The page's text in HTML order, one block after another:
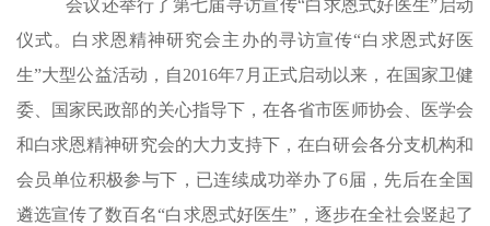
会议还举行了第七届寻访宣传“白求恩式好医生”启动
仪式。白求恩精神研究会主办的寻访宣传“白求恩式好医
生”大型公益活动，自2016年7月正式启动以来，在国家卫健
委、国家民政部的关心指导下，在各省市医师协会、医学会
和白求恩精神研究会的大力支持下，在白研会各分支机构和
会员单位积极参与下，已连续成功举办了6届，先后在全国
遴选宣传了数百名“白求恩式好医生”，逐步在全社会竖起了